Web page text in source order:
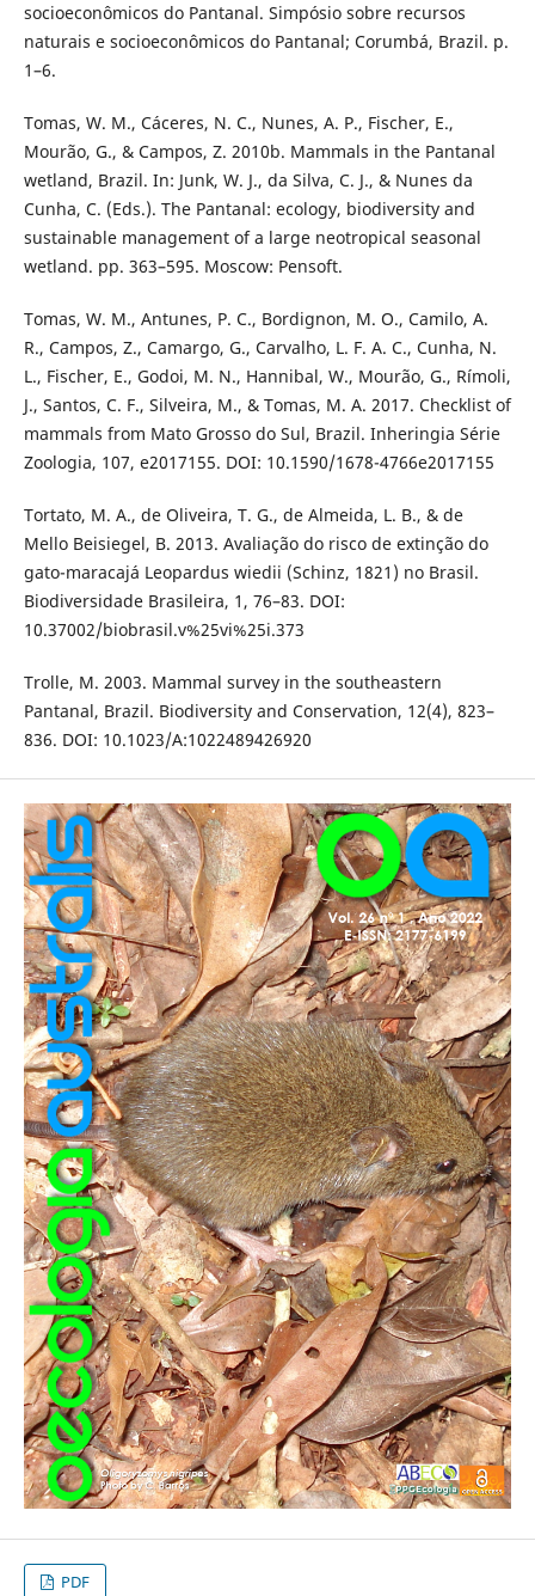
socioeconômicos do Pantanal. Simpósio sobre recursos
naturais e socioeconômicos do Pantanal; Corumbá, Brazil. p.
1–6.
Tomas, W. M., Cáceres, N. C., Nunes, A. P., Fischer, E.,
Mourão, G., & Campos, Z. 2010b. Mammals in the Pantanal
wetland, Brazil. In: Junk, W. J., da Silva, C. J., & Nunes da
Cunha, C. (Eds.). The Pantanal: ecology, biodiversity and
sustainable management of a large neotropical seasonal
wetland. pp. 363–595. Moscow: Pensoft.
Tomas, W. M., Antunes, P. C., Bordignon, M. O., Camilo, A.
R., Campos, Z., Camargo, G., Carvalho, L. F. A. C., Cunha, N.
L., Fischer, E., Godoi, M. N., Hannibal, W., Mourão, G., Rímoli,
J., Santos, C. F., Silveira, M., & Tomas, M. A. 2017. Checklist of
mammals from Mato Grosso do Sul, Brazil. Inheringia Série
Zoologia, 107, e2017155. DOI: 10.1590/1678-4766e2017155
Tortato, M. A., de Oliveira, T. G., de Almeida, L. B., & de
Mello Beisiegel, B. 2013. Avaliação do risco de extinção do
gato-maracajá Leopardus wiedii (Schinz, 1821) no Brasil.
Biodiversidade Brasileira, 1, 76–83. DOI:
10.37002/biobrasil.v%25vi%25i.373
Trolle, M. 2003. Mammal survey in the southeastern
Pantanal, Brazil. Biodiversity and Conservation, 12(4), 823–
836. DOI: 10.1023/A:1022489426920
PDF